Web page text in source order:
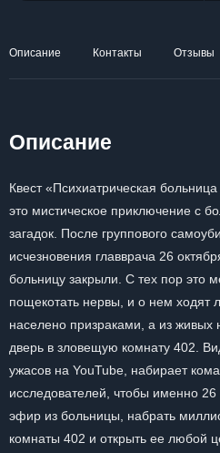
Описание Контакты Отзывы
Описание
Квест «Психиатрическая
это мистическое приключение с
загадок. После группового
исчезновения главврача 26
больницу закрыли. С тех пор это
пощекотать нервы, и о нем ходят
населено призраками, а из живых
дверь в зловещую комнату 402.
ужасов на YouTube, набирает
исследователей, чтобы именно 26
эфир из больницы, набрать
комнаты 402 и открыть ее любой